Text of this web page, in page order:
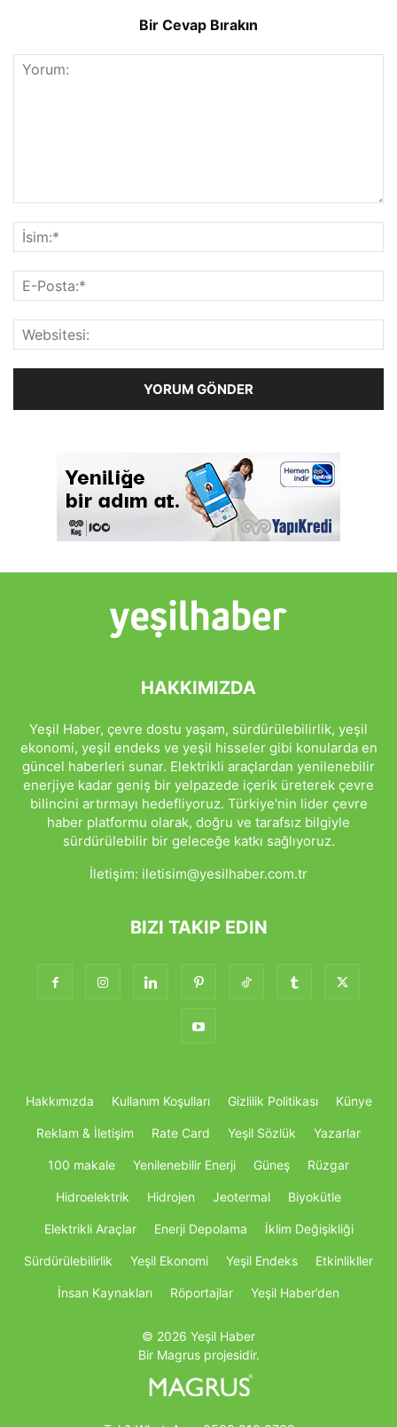
Bir Cevap Bırakın
HAKKIMIZDA
Yeşil Haber, çevre dostu yaşam, sürdürülebilirlik, yeşil
ekonomi, yeşil endeks ve yeşil hisseler gibi konularda en
güncel haberleri sunar. Elektrikli araçlardan yenilenebilir
enerjiye kadar geniş bir yelpazede içerik üreterek çevre
bilincini artırmayı hedefliyoruz. Türkiye'nin lider çevre
haber platformu olarak, doğru ve tarafsız bilgiyle
sürdürülebilir bir geleceğe katkı sağlıyoruz.
İletişim: iletisim@yesilhaber.com.tr
BIZI TAKIP EDIN
Hakkımızda Kullanım Koşulları Gizlilik Politikası Künye
Reklam & İletişim Rate Card Yeşil Sözlük Yazarlar
100 makale Yenilenebilir Enerji Güneş Rüzgar
Hidroelektrik Hidrojen Jeotermal Biyokütle
Elektrikli Araçlar Enerji Depolama İklim Değişikliği
Sürdürülebilirlik Yeşil Ekonomi Yeşil Endeks Etkinlikller
İnsan Kaynakları Röportajlar Yeşil Haber’den
© 2026 Yeşil Haber
Bir Magrus projesidir.